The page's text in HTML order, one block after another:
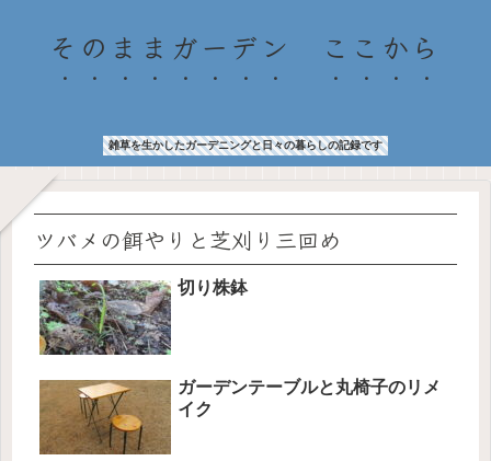
そのままガーデン ここから
雑草を生かしたガーデニングと日々の暮らしの記録です
ツバメの餌やりと芝刈り三回め
切り株鉢
ガーデンテーブルと丸椅子のリメ
イク